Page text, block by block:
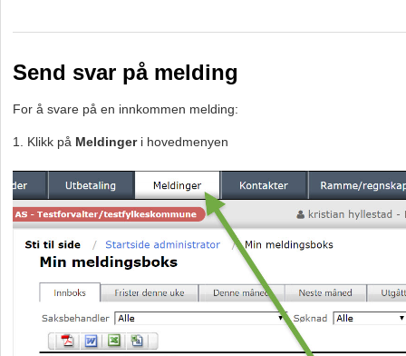
Send svar på melding
For å svare på en innkommen melding:
1. Klikk på Meldinger i hovedmenyen